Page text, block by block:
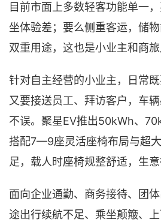
目前市面上多数轻客功能单一
坐体验差；要么侧重客运，储
双重用途，这也是小业主和商旅
针对自主经营的小业主，日常既
又要接送员工、拜访客户，车
不误。聚星EV推出50kWh、
搭配7—9座灵活座椅布局与超
足，载人时座椅规整舒适，生意
面向企业通勤、商务接待、团
途出行续航不足、乘坐颠簸、